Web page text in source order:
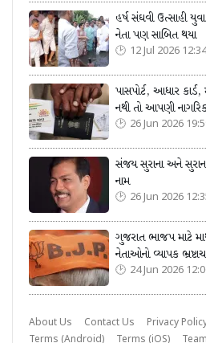
હર્ષ સંઘવી ઉત્સાહી
નેતા પણ સાબિત થયા
12 Jul 2026
પાસપોર્ટ, આધાર કાર્ડ,
નથી તો આપણી
26 Jun 2026
સંજય સુરાના અને
નામ
26 Jun 2026
ગુજરાત ભાજપ માટે
નેતાઓનો વ્યાપક
24 Jun 2026
About Us Contact Us Privacy
Terms (Android)
Terms (iOS)